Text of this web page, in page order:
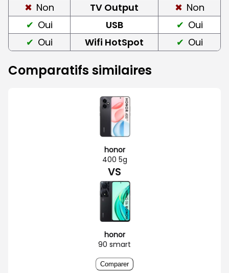
Non
TV Output
Non
Oui
USB
Oui
Oui
Wifi HotSpot Oui
Comparatifs similaires
honor
400 5g
VS
honor
90 smart
Comparer